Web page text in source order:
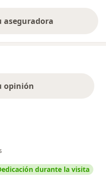
aseguradora
opinión
durante la visita